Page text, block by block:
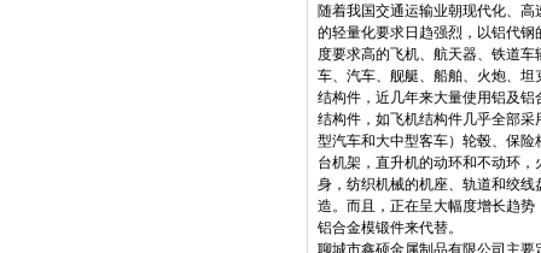
随着我国交通运输业朝现代化、
的轻量化要求日趋强烈，以铝代
度要求高的飞机、航天器、铁道
车、汽车、舰艇、船舶、火炮、
结构件，近几年来大量使用铝及
结构件，如飞机结构件几乎全部
型汽车和大中型客车）轮毂、保
台机架，直升机的动环和不动环
身，纺织机械的机座、轨道和绞
造。而且，正在呈大幅度增长趋
铝合金模锻件来代替。
聊城市鑫硕金属制品有限公司主要